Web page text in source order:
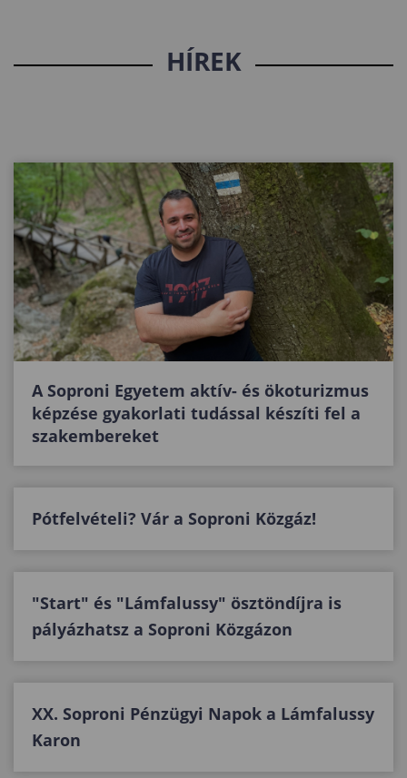
HÍREK
A Soproni Egyetem aktív- és ökoturizmus
képzése gyakorlati tudással készíti fel a
szakembereket
Pótfelvételi? Vár a Soproni Közgáz!
"Start" és "Lámfalussy" ösztöndíjra is
pályázhatsz a Soproni Közgázon
XX. Soproni Pénzügyi Napok a Lámfalussy
Karon